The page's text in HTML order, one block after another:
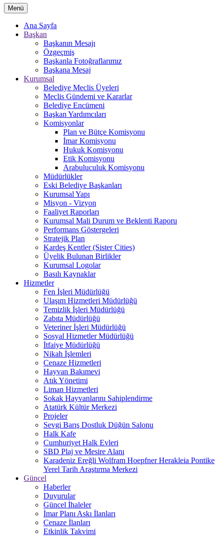
Menü
Ana Sayfa
Başkan
Başkanın Mesajı
Özgeçmiş
Başkanla Fotoğraflarımız
Başkana Mesaj
Kurumsal
Belediye Meclis Üyeleri
Meclis Gündemi ve Kararlar
Belediye Encümeni
Başkan Yardımcıları
Komisyonlar
Plan ve Bütçe Komisyonu
İmar Komisyonu
Hukuk Komisyonu
Etik Komisyonu
Arabuluculuk Komisyonu
Müdürlükler
Eski Belediye Başkanları
Kurumsal Yapı
Misyon - Vizyon
Faaliyet Raporları
Kurumsal Mali Durum ve Beklenti Raporu
Performans Göstergeleri
Stratejik Plan
Kardeş Kentler (Sister Cities)
Üyelik Bulunan Birlikler
Kurumsal Logolar
Basılı Kaynaklar
Hizmetler
Fen İşleri Müdürlüğü
Ulaşım Hizmetleri Müdürlüğü
Temizlik İşleri Müdürlüğü
Zabıta Müdürlüğü
Veteriner İşleri Müdürlüğü
Sosyal Hizmetler Müdürlüğü
İtfaiye Müdürlüğü
Nikah İşlemleri
Cenaze Hizmetleri
Hayvan Bakımevi
Atık Yönetimi
Liman Hizmetleri
Sokak Hayvanlarını Sahiplendirme
Atatürk Kültür Merkezi
Projeler
Sevgi Barış Dostluk Düğün Salonu
Halk Kafe
Cumhuriyet Halk Evleri
SBD Plaj ve Mesire Alanı
Karadeniz Ereğli Wolfram Hoepfner Herakleia Pontike
Yerel Tarih Araştırma Merkezi
Güncel
Haberler
Duyurular
Güncel İhaleler
İmar Planı Askı İlanları
Cenaze İlanları
Etkinlik Takvimi